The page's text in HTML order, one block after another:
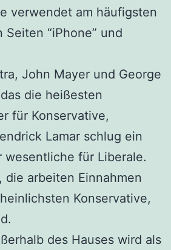
verwendet am häufigsten
Seiten “iPhone” und
John Mayer und George
die heißesten
für Konservative,
Lamar schlug ein
wesentliche für Liberale.
die arbeiten Einnahmen
Konservative,
des Hauses wird als